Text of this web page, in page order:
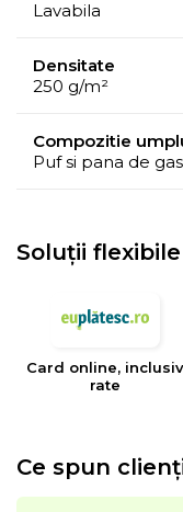
Culoarea
pe website au
Spalare la maxim
Nu se curata chimic;
Nu se usuca la
Lavabila
Densitate
250 g/m²
Compozitie
Puf si pana de
Soluții
Card online, inclusiv
rate
Ce spun